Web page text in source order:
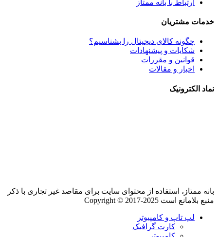
ارتباط با بانه ممتاز
خدمات مشتریان
چگونه کالای دیجیتال را بشناسیم؟
شکایات و پیشنهادات
قوانین و مقررات
اخبار و مقالات
نماد الکترونیک
بانه ممتاز، استفاده از محتوای سایت برای مقاصد غیر تجاری با ذکر
منبع بلامانع است Copyright © 2017-2025
لپ تاپ و کامپیوتر
کارت گرافیک